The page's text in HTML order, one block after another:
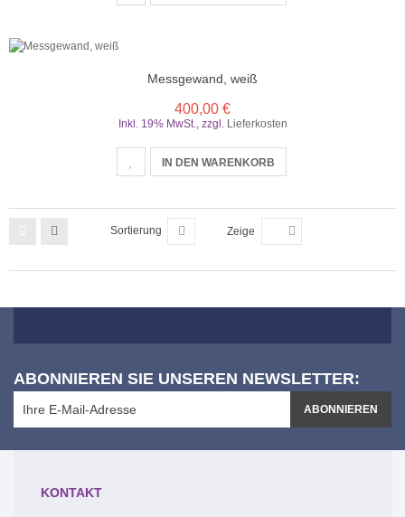
Messgewand, weiß
400,00 €
Inkl. 19% MwSt. zzgl. Lieferkosten
IN DEN WARENKORB
Sortierung Zeige
ABONNIEREN SIE UNSEREN NEWSLETTER:
ABONNIEREN
KONTAKT